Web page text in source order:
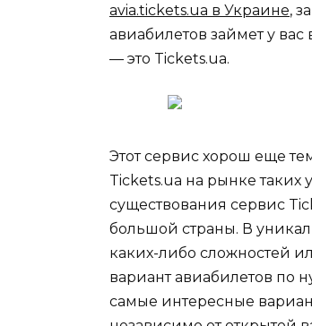
avia.tickets.ua в Украине,
авиабилетов займет у
— это Tickets.ua.
Этот сервис хорош еще
Tickets.ua на рынке таких
существования сервис
большой страны. В
каких-либо сложностей
вариант авиабилетов по
самые интересные